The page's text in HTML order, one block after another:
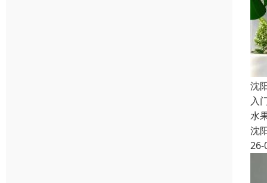
沈
入
水
沈
26-